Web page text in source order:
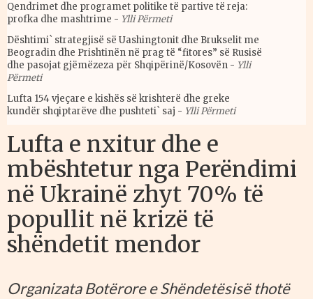
Qendrimet dhe programet politike të partive të reja:
profka dhe mashtrime - Ylli Përmeti
Dështimi` strategjisë së Uashingtonit dhe Brukselit me
Beogradin dhe Prishtinën në prag të “fitores” së Rusisë
dhe pasojat gjëmëzeza për Shqipërinë/Kosovën - Ylli
Përmeti
Lufta 154 vjeçare e kishës së krishterë dhe greke
kundër shqiptarëve dhe pushteti` saj - Ylli Përmeti
Lufta e nxitur dhe e
mbështetur nga Perëndimi
në Ukrainë zhyt 70% të
popullit në krizë të
shëndetit mendor
Organizata Botërore e Shëndetësisë thotë